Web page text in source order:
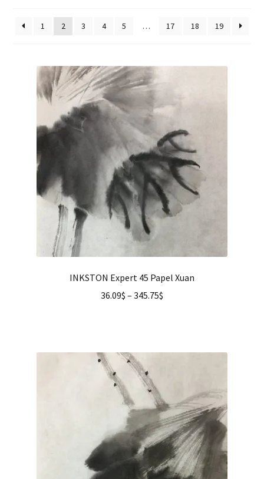
hijo
1 2 3 4 5 … 17 18 19
INKSTON Expert 45 Papel Xuan
36.09$ – 345.75$